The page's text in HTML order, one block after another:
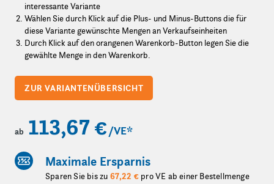
interessante Variante
Wählen Sie durch Klick auf die Plus- und Minus-Buttons die für
diese Variante gewünschte Mengen an Verkaufseinheiten
Durch Klick auf den orangenen Warenkorb-Button legen Sie die
gewählte Menge in den Warenkorb.
ZUR VARIANTENÜBERSICHT
ab 113,67 € /VE*
Maximale Ersparnis
Sparen Sie bis zu 67,22 € pro VE ab einer Bestellmenge